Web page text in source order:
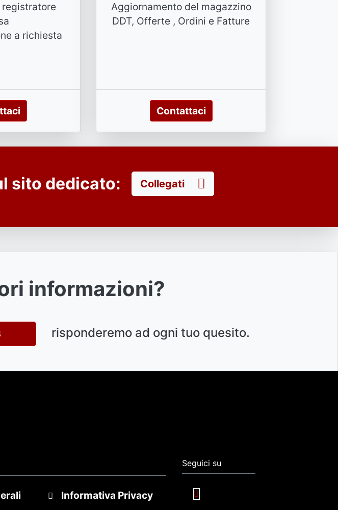
a richiesta
Aggiornamento del magazzino
DDT, Offerte , Ordini e Fatture
Contattaci
sito dedicato: Collegati
informazioni?
risponderemo ad ogni tuo quesito.
Informativa Privacy
Seguici su